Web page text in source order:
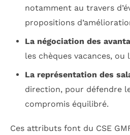
notamment au travers
propositions
La négociation des
les chèques vacances,
La représentation des
direction, pour défendre
compromis équilibré.
Ces attributs font du CSE